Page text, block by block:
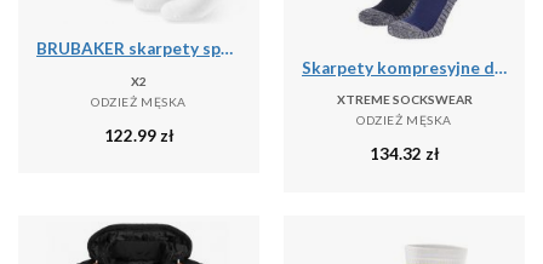
BRUBAKER skarpety sportowe 6 par unisex oddychające retro - Mix kolorów
X2
ODZIEŻ MĘSKA
122.99 zł
Skarpety kompresyjne do biegania Xtreme, 2 par, Multi Niebieski
XTREME SOCKSWEAR
ODZIEŻ MĘSKA
134.32 zł